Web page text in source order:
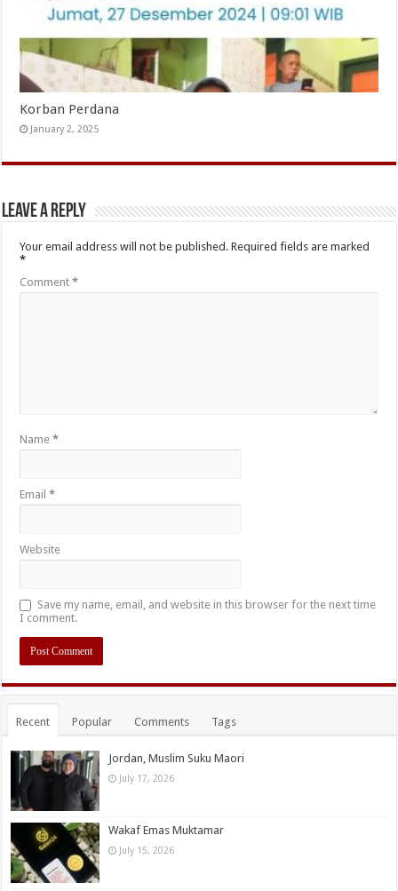
Korban Perdana
January 2, 2025
Leave a Reply
Your email address will not be published. Required fields are marked
*
Comment*
Name*
Email*
Website
Save my name, email, and website in this browser for the next time
I comment.
Recent Popular Comments Tags
Jordan, Muslim Suku Maori
July 17, 2026
Wakaf Emas Muktamar
July 15, 2026